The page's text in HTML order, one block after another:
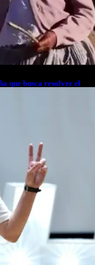
que busca resolver el